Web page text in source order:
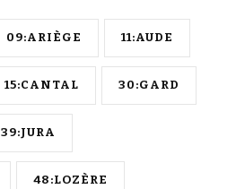
09:ARIÈGE 11:AUDE
15:CANTAL 30:GARD
39:JURA
48:LOZÈRE